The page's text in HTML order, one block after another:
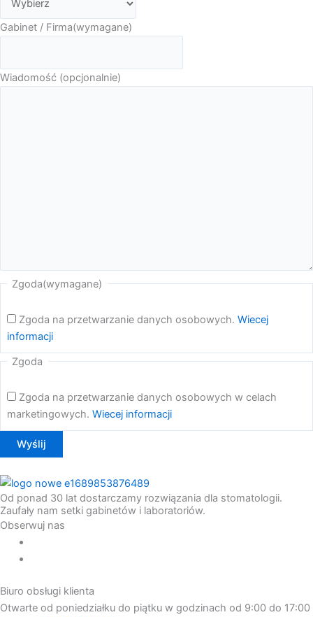
Gabinet / Firma(wymagane)
Wiadomość (opcjonalnie)
Zgoda(wymagane)
Zgoda na przetwarzanie danych osobowych.Wiecej
informacji
Zgoda
Zgoda na przetwarzanie danych osobowych w celach
marketingowych.Wiecej informacji
Od ponad 30 lat dostarczamy rozwiązania dla stomatologii.
Zaufały nam setki gabinetów i laboratoriów.
Obserwuj nas
Biuro obsługi klienta
Otwarte od poniedziałku do piątku w godzinach od 9:00 do 17:00